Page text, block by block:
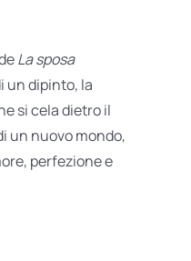
La sposa
un dipinto, la
si cela dietro il
un nuovo mondo,
perfezione e